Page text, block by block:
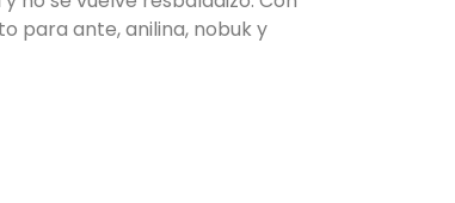
para ante, anilina, nobuk y